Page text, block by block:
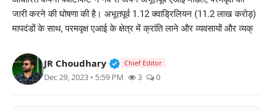
खेल
लाइफस्टाइल
मनोरंजन
जारी करने की घोषणा की है। अभूतपूर्व 1.12 क्वाड्रिलियन (11.2 लाख करोड़)
मापदंडों के साथ, परमवृक्ष एआई के क्षेत्र में क्रांति लाने और व्यवसायों और व्यक्
JR Choudhary Verified Public Figure • 30 Mar,
Chief Editor
Dec 29, 2023 • 5:59 PM 3 0